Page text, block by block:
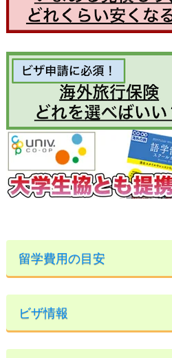
留学費用の目安
ビザ情報